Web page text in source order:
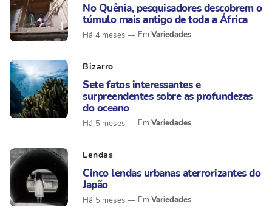
No Quênia, pesquisadores descobrem o
túmulo mais antigo de toda a África
Há 4 meses Variedades
Bizarro
Sete fatos interessantes e
surpreendentes sobre as profundezas
do oceano
Há 5 meses Variedades
Lendas
Cinco lendas urbanas aterrorizantes do
Japão
Há 5 meses Variedades